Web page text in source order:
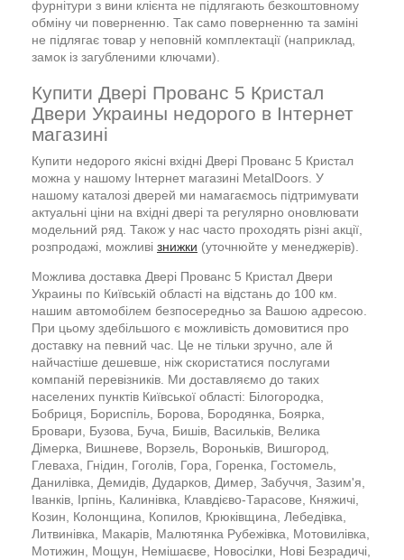
фурнітури з вини клієнта не підлягають безкоштовному
обміну чи поверненню. Так само поверненню та заміні
не підлягає товар у неповній комплектації (наприклад,
замок із загубленими ключами).
Купити Двері Прованс 5 Кристал
Двери Украины недорого в Інтернет
магазині
Купити недорого якісні вхідні Двері Прованс 5 Кристал
можна у нашому Інтернет магазині MetalDoors. У
нашому каталозі дверей ми намагаємось підтримувати
актуальні ціни на вхідні двері та регулярно оновлювати
модельний ряд. Також у нас часто проходять різні акції,
розпродажі, можливі знижки (уточнюйте у менеджерів).
Можлива доставка Двері Прованс 5 Кристал Двери
Украины по Київській області на відстань до 100 км.
нашим автомобілем безпосередньо за Вашою адресою.
При цьому здебільшого є можливість домовитися про
доставку на певний час. Це не тільки зручно, але й
найчастіше дешевше, ніж скористатися послугами
компаній перевізників. Ми доставляємо до таких
населених пунктів Київської області: Білогородка,
Бобриця, Бориспіль, Борова, Бородянка, Боярка,
Бровари, Бузова, Буча, Бишів, Васильків, Велика
Дімерка, Вишневе, Ворзель, Вороньків, Вишгород,
Глеваха, Гнідин, Гоголів, Гора, Горенка, Гостомель,
Данилівка, Демидів, Дударков, Димер, Забуччя, Зазим'я,
Іванків, Ірпінь, Калинівка, Клавдієво-Тарасове, Княжичі,
Козин, Колонщина, Копилов, Крюківщина, Лебедівка,
Литвинівка, Макарів, Малютянка Рубежівка, Мотовилівка,
Мотижин, Мощун, Немішаєве, Новосілки, Нові Безрадичі,